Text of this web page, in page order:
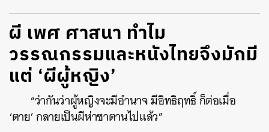
ผี เพศ ศาสนา ทำไม
วรรณกรรมและหนังไทยจึงมักมี
แต่ ‘ผีผู้หญิง’
“ว่ากันว่าผู้หญิงจะมีอำนาจ มีอิทธิฤทธิ์ ก็ต่อเมื่อ
‘ตาย’ กลายเป็นผีห่าซาตานไปแล้ว”